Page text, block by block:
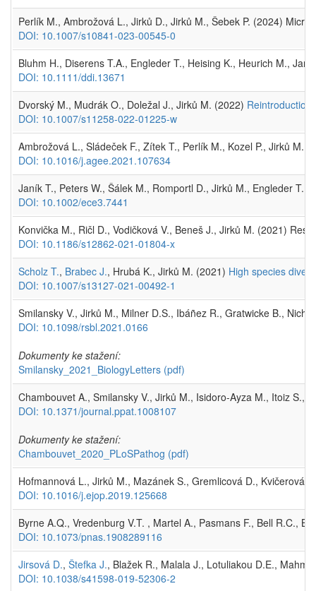
Perlík M., Ambrožová L., Jirků D., Jirků M., Šebek P. (2024)
DOI: 10.1007/s10841-023-00545-0
Bluhm H., Diserens T.A., Engleder T., Heising K., Heurich M.,
DOI: 10.1111/ddi.13671
Dvorský M., Mudrák O., Doležal J., Jirků M. (2022)
DOI: 10.1007/s11258-022-01225-w
Ambrožová L., Sládeček F., Zítek T., Perlík M., Kozel P., Jirků M.,
DOI: 10.1016/j.agee.2021.107634
Janík T., Peters W., Šálek M., Romportl D., Jirků M., Engleder
DOI: 10.1002/ece3.7441
Konvička M., Ričl D., Vodičková V., Beneš J., Jirků M. (2021)
DOI: 10.1186/s12862-021-01804-x
Scholz T., Brabec J., Hrubá K., Jirků M. (2021) High species
DOI: 10.1007/s13127-021-00492-1
Smilansky V., Jirků M., Milner D.S., Ibáñez R., Gratwicke B.,
DOI: 10.1098/rsbl.2021.0166
Dokumenty ke stažení:
Smilansky_2021_BiologyLetters (pdf)
Chambouvet A., Smilansky V., Jirků M., Isidoro-Ayza M., Itoiz S.,
DOI: 10.1371/journal.ppat.1008107
Dokumenty ke stažení:
Chambouvet_2020_PLoSPathog (pdf)
Hofmannová L., Jirků M., Mazánek S., Gremlicová D., Kvičerová
DOI: 10.1016/j.ejop.2019.125668
Byrne A.Q., Vredenburg V.T. , Martel A., Pasmans F., Bell R.C.,
DOI: 10.1073/pnas.1908289116
Jirsová D., Štefka J., Blažek R., Malala J., Lotuliakou D.E.,
DOI: 10.1038/s41598-019-52306-2